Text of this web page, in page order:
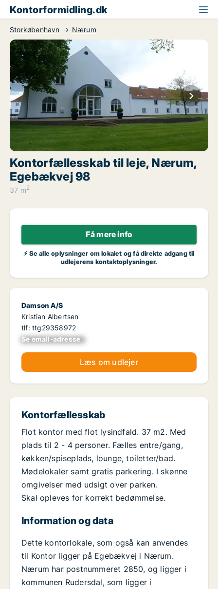
Kontorformidling.dk
Storkøbenhavn Nærum
Kontorfællesskab til leje, Nærum,
Egebækvej 98
37 m2
Få mere info
⚡ Se alle oplysninger om lokalet og få direkte adgang til
udlejerens kontaktoplysninger.
Damson A/S
Kristian Albertsen
tlf: ttg29358972
Se email-adresse
xxxxxxxxxxxxxxxx
Læs om udlejer
Kontorfællesskab
Flot kontor med flot lysindfald. 37 m2. Med
plads til 2 - 4 personer. Fælles entre/gang,
køkken/spiseplads, lounge, toiletter/bad.
Mødelokaler samt gratis parkering. I skønne
omgivelser med udsigt over parken.
Skal opleves for korrekt bedømmelse.
Information og data
Dette kontorlokale, som også kan anvendes
til Kontor ligger på Egebækvej i Nærum.
Nærum har postnummeret 2850, og ligger i
kommunen Rudersdal, som ligger i